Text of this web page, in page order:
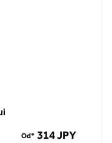
Od* 314 JPY